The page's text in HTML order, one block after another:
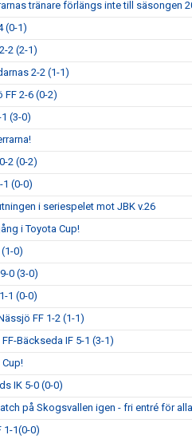
tränare förlängs inte till säsongen
(0-1)
2 (2-1)
2-2 (1-1)
FF 2-6 (0-2)
(3-0)
2 (0-2)
1 (0-0)
i seriespelet mot JBK v.26
i Toyota Cup!
0)
0 (3-0)
1 (0-0)
FF 1-2 (1-1)
Bäckseda IF 5-1 (3-1)
IK 5-0 (0-0)
på Skogsvallen igen - fri entré för
1-1(0-0)